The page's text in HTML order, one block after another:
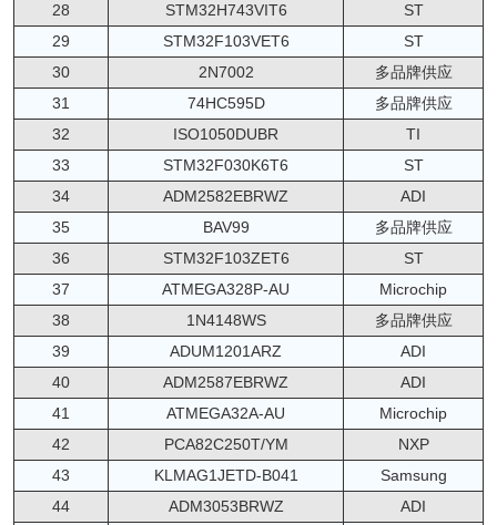
28
STM32H743VIT6
ST
29
STM32F103VET6
ST
30
2N7002
多品牌供应
31
74HC595D
多品牌供应
32
ISO1050DUBR
TI
33
STM32F030K6T6
ST
34
ADM2582EBRWZ
ADI
35
BAV99
多品牌供应
36
STM32F103ZET6
ST
37
ATMEGA328P-AU
Microchip
38
1N4148WS
多品牌供应
39
ADUM1201ARZ
ADI
40
ADM2587EBRWZ
ADI
41
ATMEGA32A-AU
Microchip
42
PCA82C250T/YM
NXP
43
KLMAG1JETD-B041
Samsung
44
ADM3053BRWZ ADI